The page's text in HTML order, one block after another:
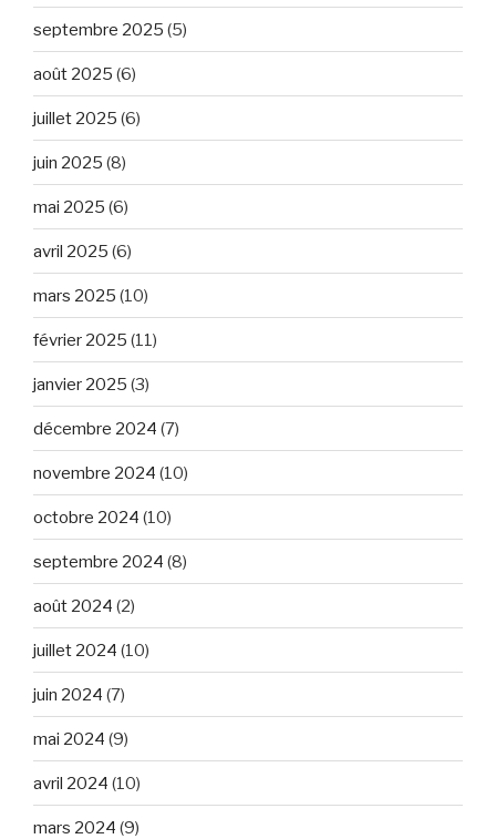
septembre 2025 (5)
août 2025 (6)
juillet 2025 (6)
juin 2025 (8)
mai 2025 (6)
avril 2025 (6)
mars 2025 (10)
février 2025 (11)
janvier 2025 (3)
décembre 2024 (7)
novembre 2024 (10)
octobre 2024 (10)
septembre 2024 (8)
août 2024 (2)
juillet 2024 (10)
juin 2024 (7)
mai 2024 (9)
avril 2024 (10)
mars 2024 (9)